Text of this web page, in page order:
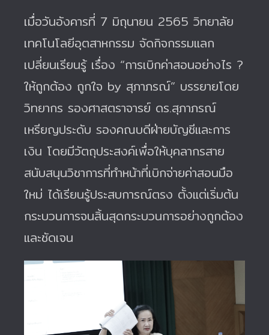
เมื่อวันอังคารที่ 7 มิถุนายน 2565 วิทยาลัย
เทคโนโลยีอุตสาหกรรม จัดกิจกรรมแลก
เปลี่ยนเรียนรู้ เรื่อง “การเบิกค่าสอนอย่างไร ?
ให้ถูกต้อง ถูกใจ by สุภาภรณ์” บรรยายโดย
วิทยากร รองศาสตราจารย์ ดร.สุภาภรณ์
เหรียญประดับ รองคณบดีฝ่ายบัญชีและการ
เงิน โดยมีวัตถุประสงค์เพื่อให้บุคลากรสาย
สนับสนุนวิชาการที่ทำหน้าที่เบิกจ่ายค่าสอนมือ
ใหม่ ได้เรียนรู้ประสบการณ์ตรง ตั้งแต่เริ่มต้น
กระบวนการจนสิ้นสุดกระบวนการอย่างถูกต้อง
และชัดเจน